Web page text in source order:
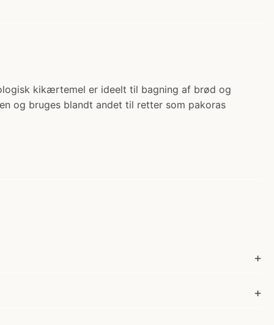
kikærtemel er ideelt til bagning af brød og
og bruges blandt andet til retter som pakoras